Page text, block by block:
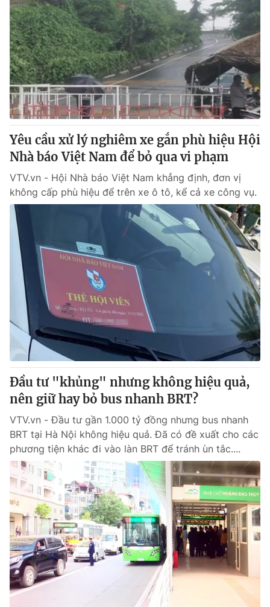
VTV Sức khoẻ Bất động sản
Thị trường 24h Tấm lòng Việt
VTV4 Vươn mình bằng AI
VTV9
Liên hệ tòa soạn English
THỜI BÁO VTV
Theo dõi báo trên
Cơ quan chủ quản:Đài Truyền hình Việt Nam
Cơ quan báo chí:Thời báo VTV
Giấy phép hoạt động báo in và báo điện tử số 483/GP-BTTTT
cấp ngày 29/12/2023
Tổng Biên tập:Vũ Thanh Thủy
Phó Tổng Biên tập:Nguyễn Thị Mỹ Hạnh, Phạm Quốc Thắng,
Nguyễn Trọng Ninh
Ðiện thoại Thời báo VTV:
024.66 897 897
Email:toasoan@vtv.vn
Liên hệ quảng cáo:024-7300.7108
Yêu cầu xử lý nghiêm xe gắn phù hiệu Hội
Nhà báo Việt Nam để bỏ qua vi phạm
VTV.vn - Hội Nhà báo Việt Nam khẳng định, đơn vị
không cấp phù hiệu để trên xe ô tô, kể cả xe công vụ.
Đầu tư "khủng" nhưng không hiệu quả,
nên giữ hay bỏ bus nhanh BRT?
VTV.vn - Đầu tư gần 1.000 tỷ đồng nhưng bus nhanh
BRT tại Hà Nội không hiệu quả. Đã có đề xuất cho các
phương tiện khác đi vào làn BRT để tránh ùn tắc....